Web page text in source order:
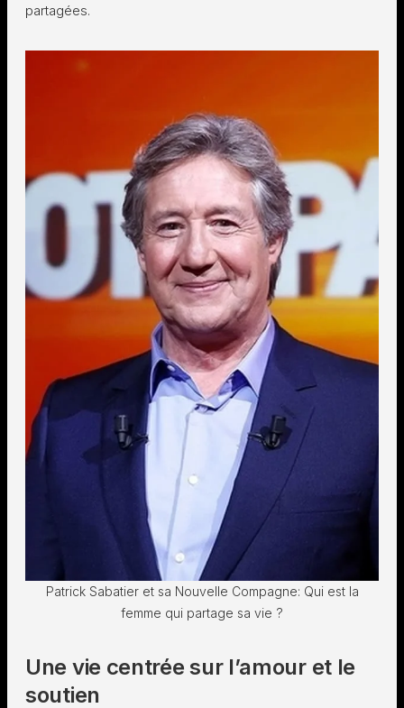
partagées.
Patrick Sabatier et sa Nouvelle Compagne: Qui est la
femme qui partage sa vie ?
Une vie centrée sur l’amour et le
soutien